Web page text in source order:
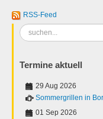
RSS-Feed
Suchen
...
Termine aktuell
29 Aug 2026
Sommergrillen in
01 Sep 2026